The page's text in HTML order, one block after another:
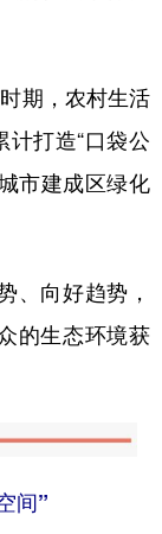
期，农村生活
计打造“口袋公
市建成区绿化
、向好趋势，
的生态环境获
间”